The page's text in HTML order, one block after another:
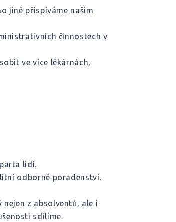
jiné přispíváme našim
činnostech v
ve více lékárnách,
lidí.
odborné poradenství.
nejen z absolventů, ale i
sdílíme.